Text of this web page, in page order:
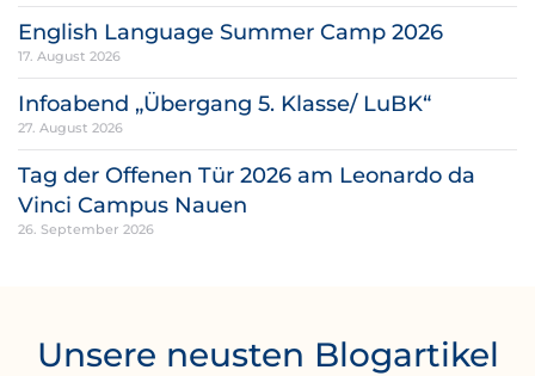
English Language Summer Camp 2026
17. August 2026
Infoabend „Übergang 5. Klasse/ LuBK“
27. August 2026
Tag der Offenen Tür 2026 am Leonardo da
Vinci Campus Nauen
26. September 2026
Unsere neusten Blogartikel